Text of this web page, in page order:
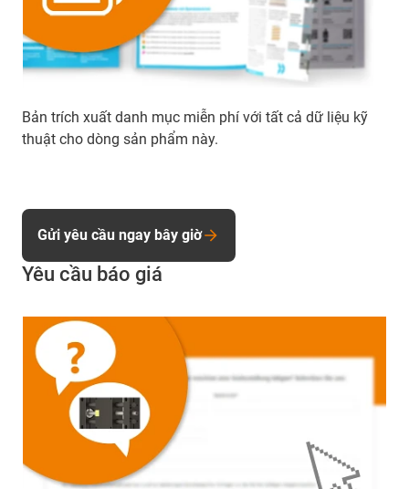
Bản trích xuất danh mục miễn phí với tất cả dữ liệu kỹ
thuật cho dòng sản phẩm này.
Yêu cầu báo giá
Gửi yêu cầu ngay bây giờ